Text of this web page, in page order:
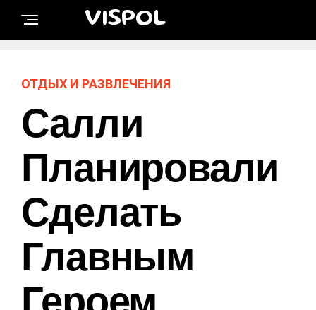
VISPOL
ОТДЫХ И РАЗВЛЕЧЕНИЯ
Салли
Планировали
Сделать
Главным